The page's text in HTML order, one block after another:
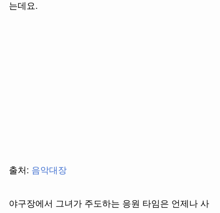
는데요.
출처: 음악대장
야구장에서 그녀가 주도하는 응원 타임은 언제나 사